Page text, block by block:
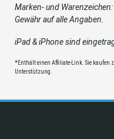
Marken- und
Gewähr auf alle Angaben.
iPad & iPhone sind
*Enthält einen Affiliate-Link. Sie kaufen
Unterstützung.